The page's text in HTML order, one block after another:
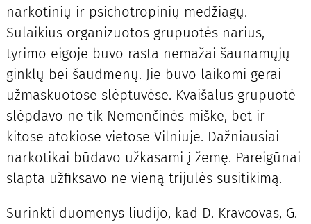
narkotinių ir psichotropinių medžiagų.
Sulaikius organizuotos grupuotės narius,
tyrimo eigoje buvo rasta nemažai šaunamųjų
ginklų bei šaudmenų. Jie buvo laikomi gerai
užmaskuotose slėptuvėse. Kvaišalus grupuotė
slėpdavo ne tik Nemenčinės miške, bet ir
kitose atokiose vietose Vilniuje. Dažniausiai
narkotikai būdavo užkasami į žemę. Pareigūnai
slapta užfiksavo ne vieną trijulės susitikimą.
Surinkti duomenys liudijo, kad D. Kravcovas, G.